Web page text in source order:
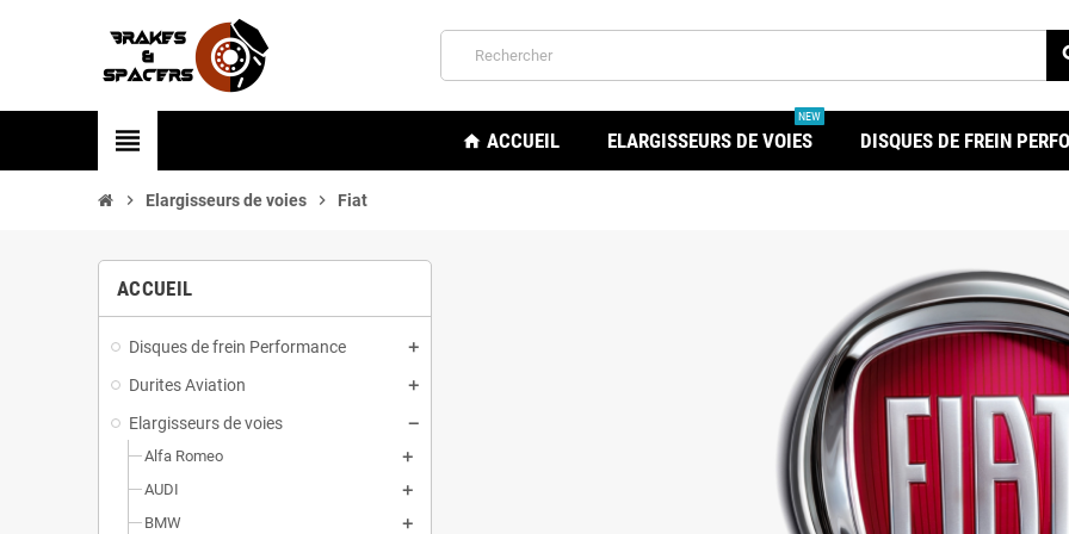
view_headline home ACCUEIL ELARGISSEURS DE VOIES
NEW
DISQUES DE FREIN
chevron_right Elargisseurs de voies chevron_right Fiat
ACCUEIL
Disques de frein Performance
Durites Aviation
Elargisseurs de voies
Alfa Romeo
AUDI
BMW